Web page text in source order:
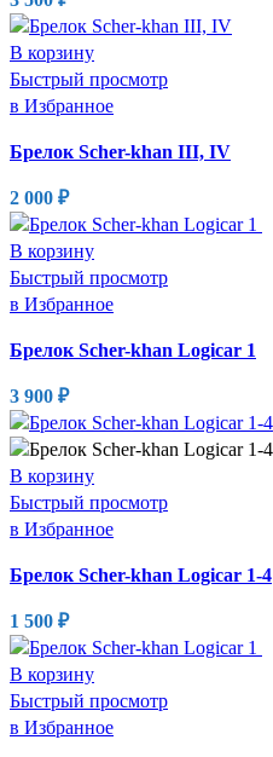
В корзину
Быстрый просмотр
в Избранное
Брелок Scher-khan III, IV
2 000 ₽
В корзину
Быстрый просмотр
в Избранное
Брелок Scher-khan Logicar 1
3 900 ₽
В корзину
Быстрый просмотр
в Избранное
Брелок Scher-khan Logicar 1-4
1 500 ₽
В корзину
Быстрый просмотр
в Избранное